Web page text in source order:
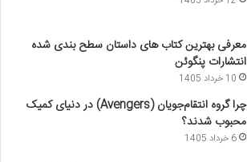
معرفی بهترین کتاب های داستان سطح بندی شده
انتشارات پنگوئن
10 خرداد 1405
چرا گروه انتقام‌جویان (Avengers) در دنیای کمیک
محبوب شدند؟
6 خرداد 1405